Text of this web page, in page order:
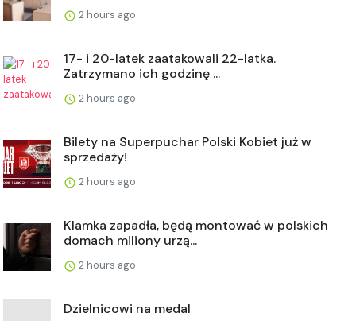
2 hours ago
17- i 20-latek zaatakowali 22-latka.
Zatrzymano ich godzinę ...
2 hours ago
Bilety na Superpuchar Polski Kobiet już w
sprzedaży!
2 hours ago
Klamka zapadła, będą montować w polskich
domach miliony urzą...
2 hours ago
Dzielnicowi na medal